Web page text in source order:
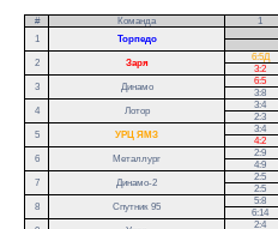
# Команда 1
1
Торпедо
2
Заря
6:5Д
3:2
3
Динамо
6:5
3:8
4
Лотор
3:4
2:3
5
УРЦ ЯМЗ
3:4
4:2
6
Металлург
2:9
4:9
7
Динамо-2
2:5
2:5
8
Спутник 95
5:8
6:14
2:4